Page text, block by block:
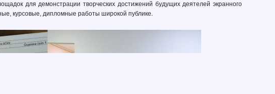
для демонстрации творческих достижений будущих деятелей экранного
курсовые, дипломные работы широкой публике.